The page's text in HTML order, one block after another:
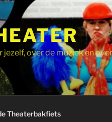
over de muziek en
Theaterbakfiets